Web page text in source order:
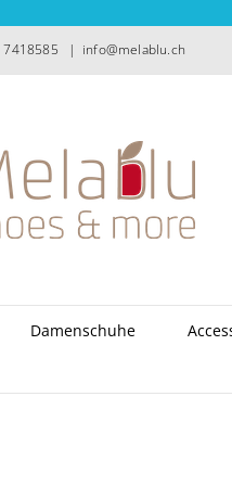
7418585 | info@melablu.ch
Damenschuhe